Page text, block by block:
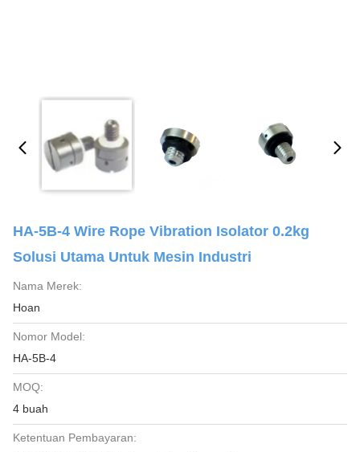
HA-5B-4 Wire Rope Vibration Isolator 0.2kg
Solusi Utama Untuk Mesin Industri
Nama Merek:
Hoan
Nomor Model:
HA-5B-4
MOQ:
4 buah
Ketentuan Pembayaran: